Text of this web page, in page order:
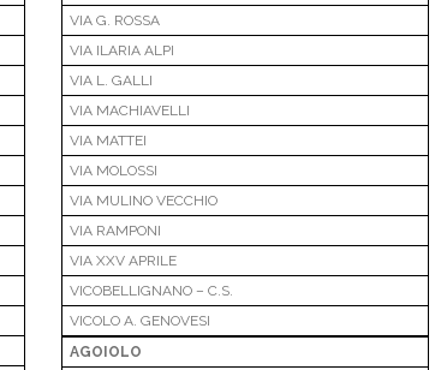
VIA G. ROSSA
VIA ILARIA ALPI
VIA L. GALLI
VIA MACHIAVELLI
VIA MATTEI
VIA MOLOSSI
VIA MULINO VECCHIO
VIA RAMPONI
VIA XXV APRILE
VICOBELLIGNANO – C.S.
VICOLO A. GENOVESI
AGOIOLO